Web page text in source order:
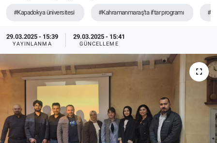
#Kapadokya üniversitesi #Kahramanmaraş'ta iftar programı
29.03.2025 - 15:39
YAYINLANMA
29.03.2025 - 15:41
GÜNCELLEME
TEKNOLOJİ
Dünya
İlçeler
MAGAZİN